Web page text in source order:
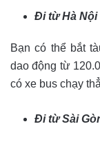
Đi từ Hà Nội
Bạn có thể bắt
dao động từ
có xe bus chạy
Đi từ Sài